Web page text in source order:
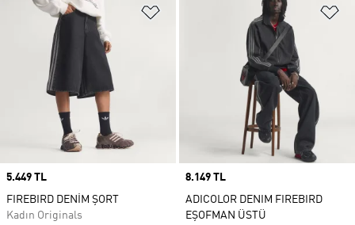
Favori Listesine Ekle
Price
5.449 TL
FIREBIRD DENİM ŞORT
Kadın Originals
Price
8.149 TL
ADICOLOR DENIM FIREBIRD
EŞOFMAN ÜSTÜ